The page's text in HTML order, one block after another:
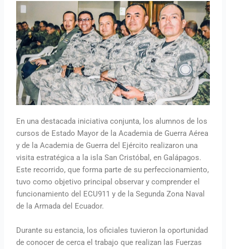
En una destacada iniciativa conjunta, los alumnos de los
cursos de Estado Mayor de la Academia de Guerra Aérea
y de la Academia de Guerra del Ejército realizaron una
visita estratégica a la isla San Cristóbal, en Galápagos.
Este recorrido, que forma parte de su perfeccionamiento,
tuvo como objetivo principal observar y comprender el
funcionamiento del ECU911 y de la Segunda Zona Naval
de la Armada del Ecuador.
Durante su estancia, los oficiales tuvieron la oportunidad
de conocer de cerca el trabajo que realizan las Fuerzas